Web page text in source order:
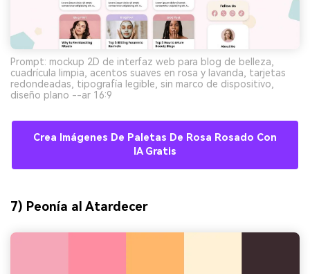
Prompt: mockup 2D de interfaz web para blog de belleza,
cuadrícula limpia, acentos suaves en rosa y lavanda, tarjetas
redondeadas, tipografía legible, sin marco de dispositivo,
diseño plano --ar 16:9
Crea Imágenes De Paletas De Rosa Rosado Con
IA Gratis
7) Peonía al Atardecer